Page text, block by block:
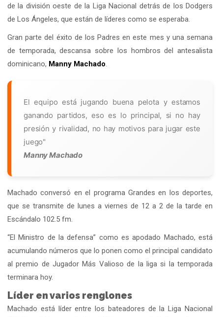
de la división oeste de la Liga Nacional detrás de los Dodgers
de Los Ángeles, que están de líderes como se esperaba.
Gran parte del éxito de los Padres en este mes y una semana
de temporada, descansa sobre los hombros del antesalista
dominicano, Manny Machado.
El equipo está jugando buena pelota y estamos
ganando partidos, eso es lo principal, si no hay
presión y rivalidad, no hay motivos para jugar este
juego"
Manny Machado
Machado conversó en el programa Grandes en los deportes,
que se transmite de lunes a viernes de 12 a 2 de la tarde en
Escándalo 102.5 fm.
“El Ministro de la defensa” como es apodado Machado, está
acumulando números que lo ponen como el principal candidato
al premio de Jugador Más Valioso de la liga si la temporada
terminara hoy.
Líder en varios renglones
Machado está líder entre los bateadores de la Liga Nacional